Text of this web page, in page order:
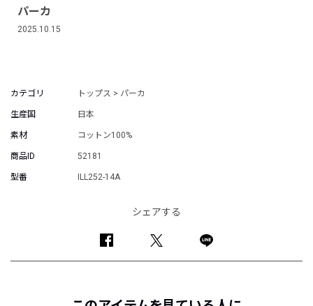
パーカ
2025.10.15
カテゴリ トップス > パーカ
生産国 日本
素材 コットン100%
商品ID 52181
型番 ILL252-14A
シェアする